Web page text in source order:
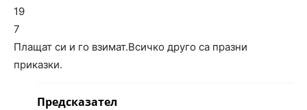
19
7
Плащат си и го взимат.Всичко друго са празни
приказки.
Предсказател